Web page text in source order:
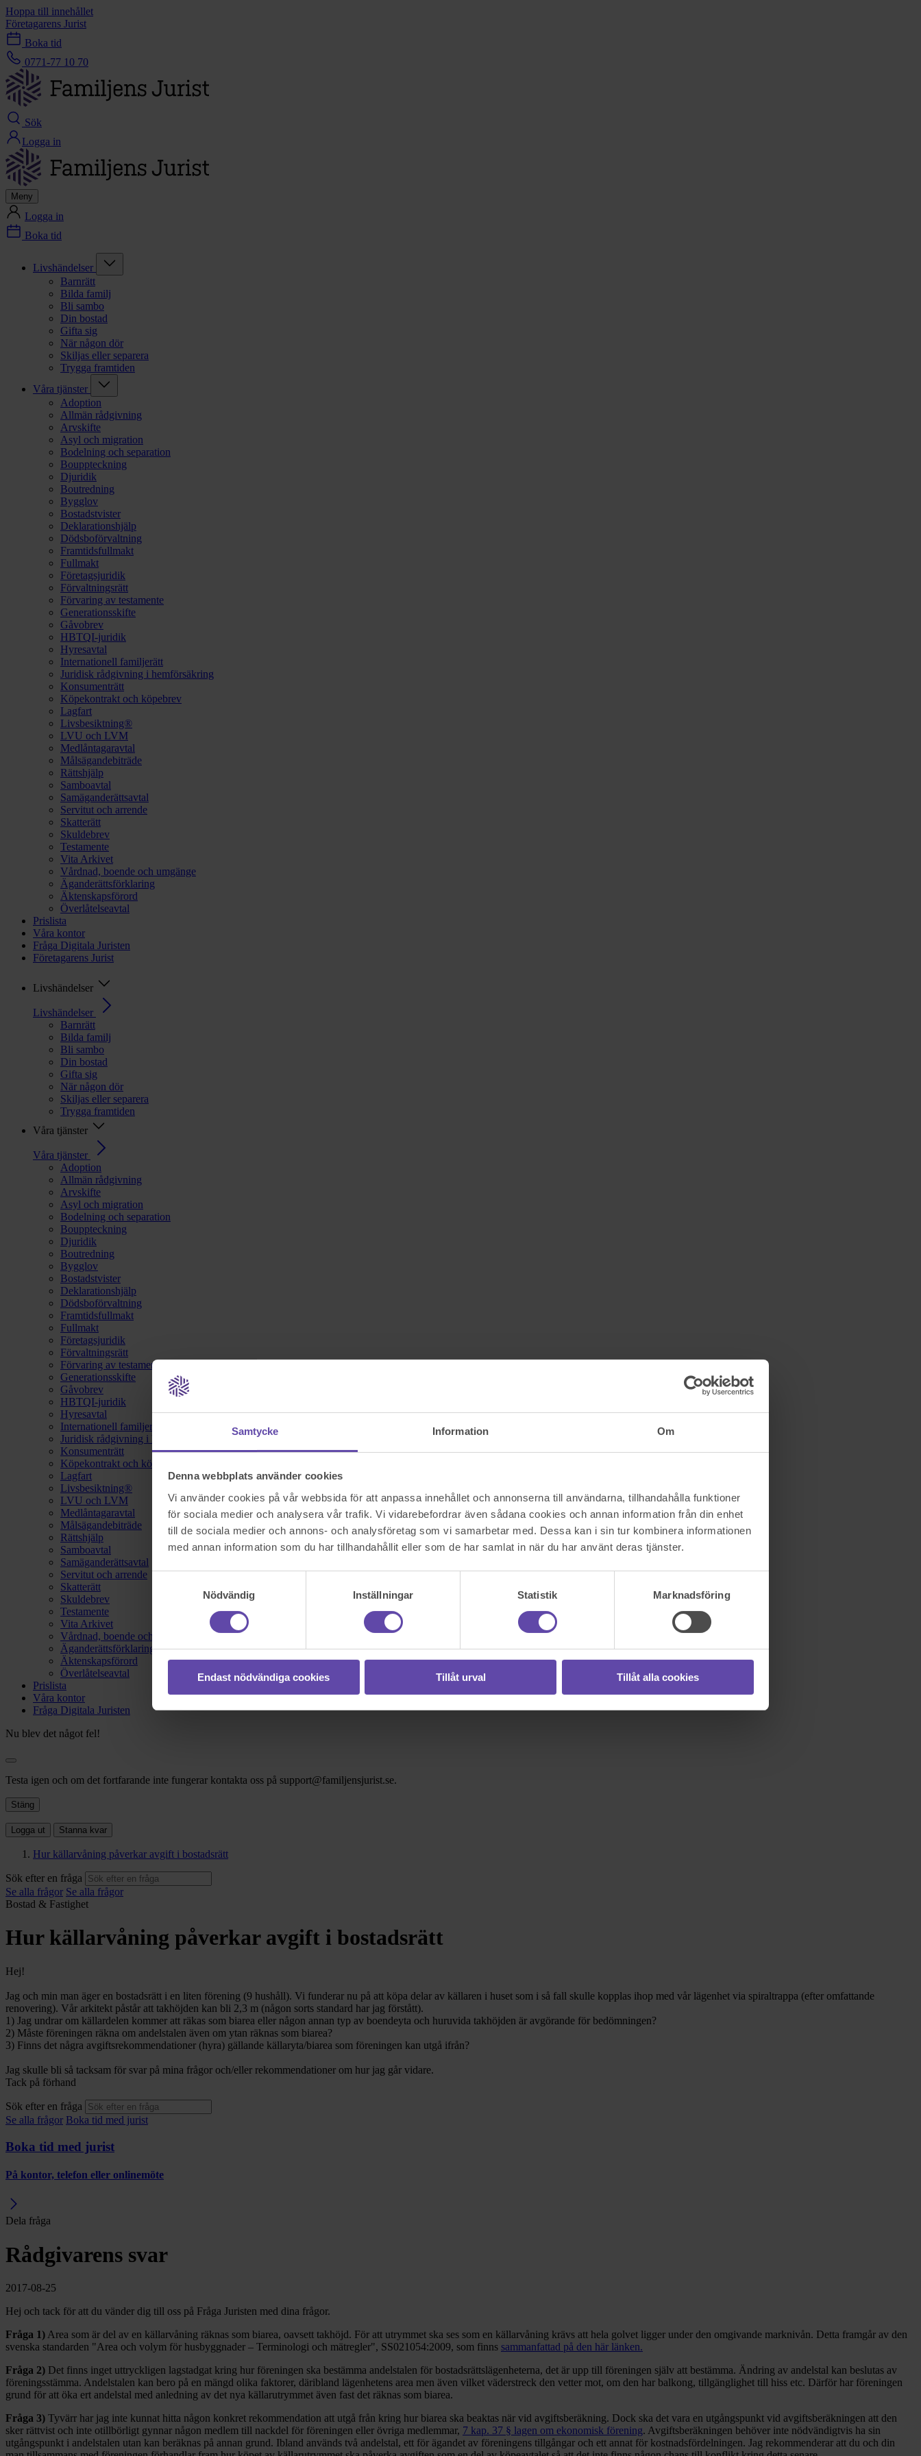
Samtycke Information Om
Denna webbplats använder cookies
Vi använder cookies på vår webbsida för att anpassa innehållet och annonserna till användarna, tillhandahålla funktioner
för sociala medier och analysera vår trafik. Vi vidarebefordrar även sådana cookies och annan information från din enhet
till de sociala medier och annons- och analysföretag som vi samarbetar med. Dessa kan i sin tur kombinera informationen
med annan information som du har tillhandahållit eller som de har samlat in när du har använt deras tjänster.
Nödvändig
Inställningar Statistik Marknadsföring
Endast nödvändiga cookies Tillåt urval Tillåt alla cookies
Hoppa till innehållet
Företagarens Jurist
Boka tid
0771-77 10 70
Sök
Logga in
Meny
Logga in
Boka tid
Livshändelser
Barnrätt
Bilda familj
Bli sambo
Din bostad
Gifta sig
När någon dör
Skiljas eller separera
Trygga framtiden
Våra tjänster
Adoption
Allmän rådgivning
Arvskifte
Asyl och migration
Bodelning och separation
Bouppteckning
Djuridik
Boutredning
Bygglov
Bostadstvister
Deklarationshjälp
Dödsboförvaltning
Framtidsfullmakt
Fullmakt
Företagsjuridik
Förvaltningsrätt
Förvaring av testamente
Generationsskifte
Gåvobrev
HBTQI-juridik
Hyresavtal
Internationell familjerätt
Juridisk rådgivning i hemförsäkring
Konsumenträtt
Köpekontrakt och köpebrev
Lagfart
Livsbesiktning®
LVU och LVM
Medlåntagaravtal
Målsägandebiträde
Rättshjälp
Samboavtal
Samäganderättsavtal
Servitut och arrende
Skatterätt
Skuldebrev
Testamente
Vita Arkivet
Vårdnad, boende och umgänge
Äganderättsförklaring
Äktenskapsförord
Överlåtelseavtal
Prislista
Våra kontor
Fråga Digitala Juristen
Företagarens Jurist
Livshändelser
Livshändelser
Barnrätt
Bilda familj
Bli sambo
Din bostad
Gifta sig
När någon dör
Skiljas eller separera
Trygga framtiden
Våra tjänster
Våra tjänster
Adoption
Allmän rådgivning
Arvskifte
Asyl och migration
Bodelning och separation
Bouppteckning
Djuridik
Boutredning
Bygglov
Bostadstvister
Deklarationshjälp
Dödsboförvaltning
Framtidsfullmakt
Fullmakt
Företagsjuridik
Förvaltningsrätt
Förvaring av testamente
Generationsskifte
Gåvobrev
HBTQI-juridik
Hyresavtal
Internationell familjerätt
Juridisk rådgivning i hemförsäkring
Konsumenträtt
Köpekontrakt och köpebrev
Lagfart
Livsbesiktning®
LVU och LVM
Medlåntagaravtal
Målsägandebiträde
Rättshjälp
Samboavtal
Samäganderättsavtal
Servitut och arrende
Skatterätt
Skuldebrev
Testamente
Vita Arkivet
Vårdnad, boende och umgänge
Äganderättsförklaring
Äktenskapsförord
Överlåtelseavtal
Prislista
Våra kontor
Fråga Digitala Juristen
Nu blev det något fel!
Testa igen och om det fortfarande inte fungerar kontakta oss på support@familjensjurist.se.
Stäng
Logga ut Stanna kvar
Hur källarvåning påverkar avgift i bostadsrätt
Sök efter en fråga
Se alla frågor Se alla frågor
Bostad & Fastighet
Hur källarvåning påverkar avgift i bostadsrätt
Hej!
Jag och min man äger en bostadsrätt i en liten förening (9 hushåll). Vi funderar nu på att köpa delar av källaren i huset som i så fall skulle kopplas ihop med vår lägenhet via spiraltrappa (efter omfattande
renovering). Vår arkitekt påstår att takhöjden kan bli 2,3 m (någon sorts standard har jag förstått).
1) Jag undrar om källardelen kommer att räkas som biarea eller någon annan typ av boendeyta och huruvida takhöjden är avgörande för bedömningen?
2) Måste föreningen räkna om andelstalen även om ytan räknas som biarea?
3) Finns det några avgiftsrekommendationer (hyra) gällande källaryta/biarea som föreningen kan utgå ifrån?
Jag skulle bli så tacksam för svar på mina frågor och/eller rekommendationer om hur jag går vidare.
Tack på förhand
Sök efter en fråga
Se alla frågor Boka tid med jurist
Boka tid med jurist
På kontor, telefon eller onlinemöte
Dela fråga
Rådgivarens svar
2017-08-25
Hej och tack för att du vänder dig till oss på Fråga Juristen med dina frågor.
Fråga 1) Area som är del av en källarvåning räknas som biarea, oavsett takhöjd. För att utrymmet ska ses som en källarvåning krävs att hela golvet ligger under den omgivande marknivån. Detta framgår av den
svenska standarden "Area och volym för husbyggnader – Terminologi och mätregler", SS021054:2009, som finns sammanfattad på den här länken.
Fråga 2) Det finns inget uttryckligen lagstadgat kring hur föreningen ska bestämma andelstalen för bostadsrättslägenheterna, det är upp till föreningen själv att bestämma. Ändring av andelstal kan beslutas av
föreningsstämma. Andelstalen kan bero på en mängd olika faktorer, däribland lägenhetens area men även vilket väderstreck den vetter mot, om den har balkong, tillgänglighet till hiss etc. Därför har föreningen
grund för att öka ert andelstal med anledning av det nya källarutrymmet även fast det räknas som biarea.
Fråga 3) Tyvärr har jag inte kunnat hitta någon konkret rekommendation att utgå från kring hur biarea ska beaktas när vid avgiftsberäkning. Dock ska det vara en utgångspunkt vid avgiftsberäkningen att den
sker rättvist och inte otillbörligt gynnar någon medlem till nackdel för föreningen eller övriga medlemmar, 7 kap. 37 § lagen om ekonomisk förening. Avgiftsberäkningen behöver inte nödvändigtvis ha sin
utgångspunkt i andelstalen utan kan beräknas på annan grund. Ibland används två andelstal, ett för ägandet av föreningens tillgångar och ett annat för kostnadsfördelningen. Jag rekommenderar att du och din